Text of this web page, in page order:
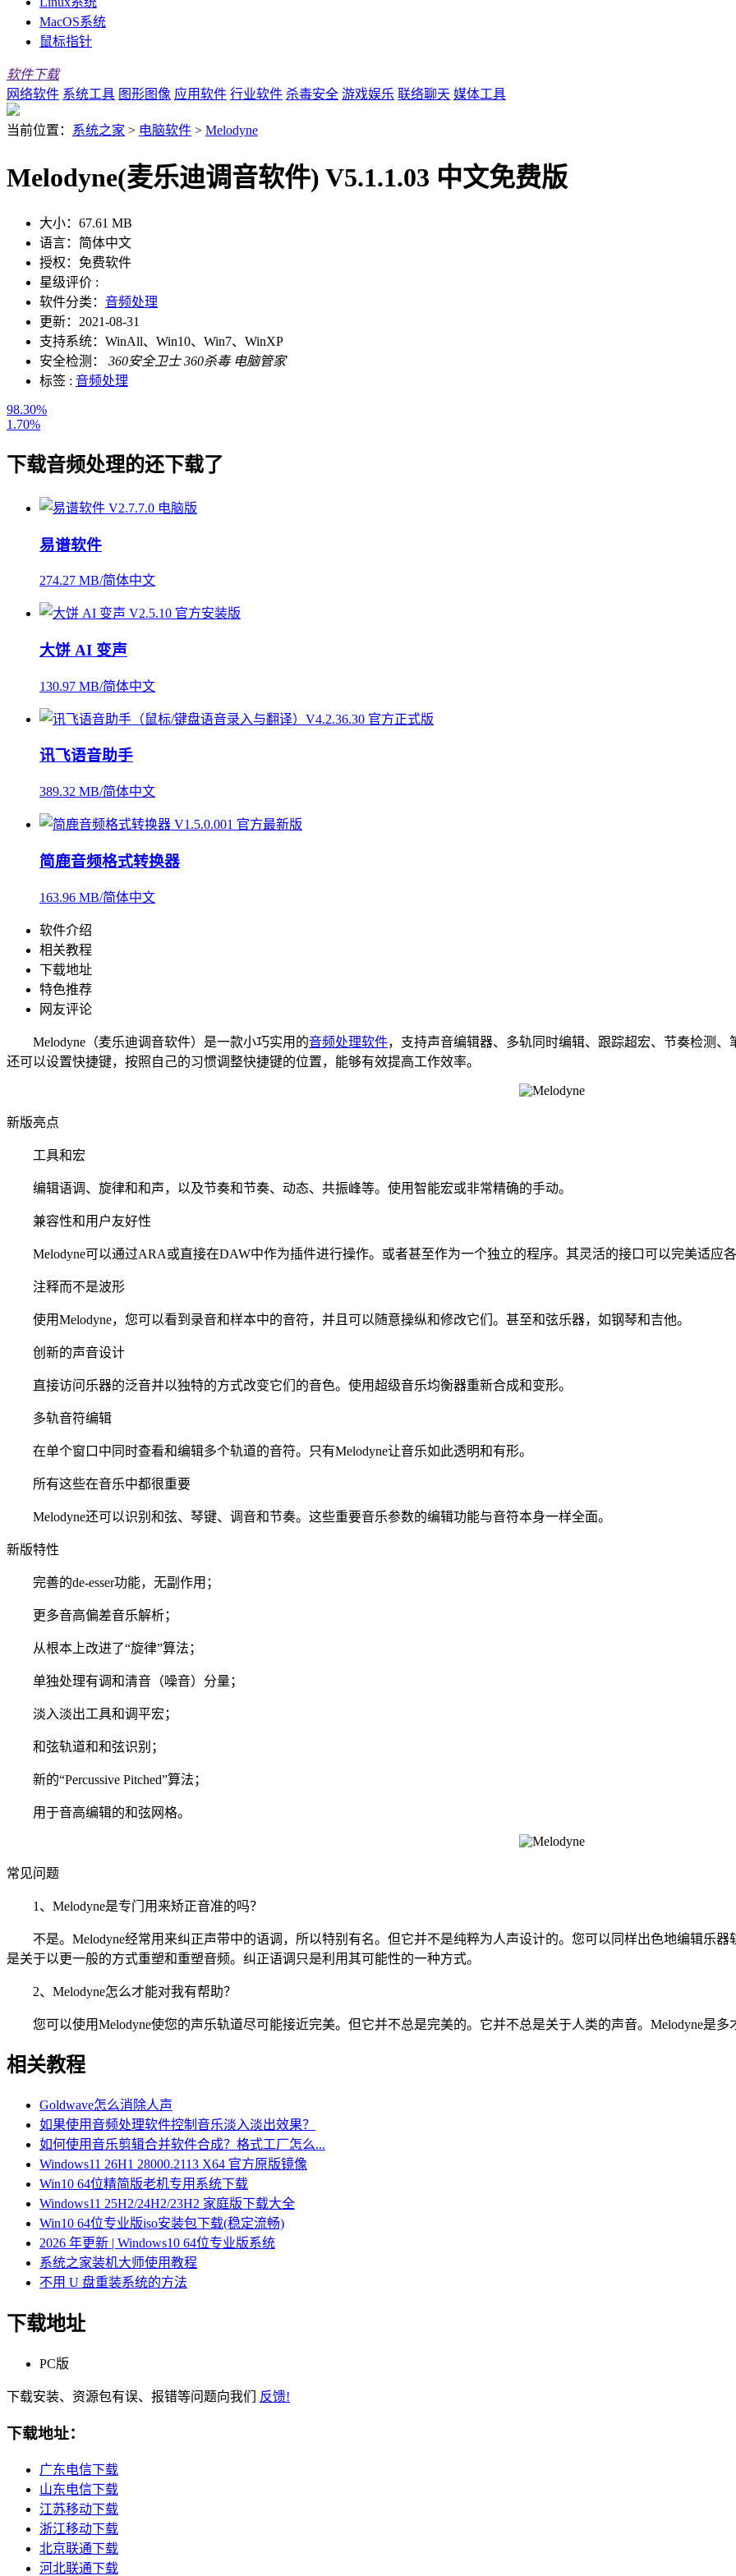
MacOS系统
鼠标指针
软件下载
网络软件 系统工具 图形图像 应用软件 行业软件 杀毒安全 游戏娱乐 联络聊天 媒体工具
当前位置： 系统之家 > 电脑软件 > Melodyne
Melodyne(麦乐迪调音软件) V5.1.1.03 中文免费版
大小： 67.61 MB
语言： 简体中文
授权： 免费软件
星级评价 :
软件分类： 音频处理
更新： 2021-08-31
支持系统： WinAll、Win10、Win7、WinXP
安全检测：
360安全卫士 360杀毒 电脑管家
标签 : 音频处理
98.30%
1.70%
下载音频处理的还下载了
易谱软件
274.27 MB/简体中文
大饼 AI 变声
130.97 MB/简体中文
讯飞语音助手
389.32 MB/简体中文
简鹿音频格式转换器
163.96 MB/简体中文
软件介绍
相关教程
下载地址
特色推荐
网友评论
Melodyne（麦乐迪调音软件）是一款小巧实用的音频处理软件，支持声音编辑器、多轨同时编辑、跟踪超宏、节奏检测
还可以设置快捷键，按照自己的习惯调整快捷键的位置，能够有效提高工作效率。
新版亮点
工具和宏
编辑语调、旋律和和声，以及节奏和节奏、动态、共振峰等。使用智能宏或非常精确的手动。
兼容性和用户友好性
Melodyne可以通过ARA或直接在DAW中作为插件进行操作。或者甚至作为一个独立的程序。其灵活的接口可以完美适应各
注释而不是波形
使用Melodyne，您可以看到录音和样本中的音符，并且可以随意操纵和修改它们。甚至和弦乐器，如钢琴和吉他。
创新的声音设计
直接访问乐器的泛音并以独特的方式改变它们的音色。使用超级音乐均衡器重新合成和变形。
多轨音符编辑
在单个窗口中同时查看和编辑多个轨道的音符。只有Melodyne让音乐如此透明和有形。
所有这些在音乐中都很重要
Melodyne还可以识别和弦、琴键、调音和节奏。这些重要音乐参数的编辑功能与音符本身一样全面。
新版特性
完善的de-esser功能，无副作用；
更多音高偏差音乐解析；
从根本上改进了“旋律”算法；
单独处理有调和清音（噪音）分量；
淡入淡出工具和调平宏；
和弦轨道和和弦识别；
新的“Percussive Pitched”算法；
用于音高编辑的和弦网格。
常见问题
1、Melodyne是专门用来矫正音准的吗？
不是。Melodyne经常用来纠正声带中的语调，所以特别有名。但它并不是纯粹为人声设计的。您可以同样出色地编辑乐器
是关于以更一般的方式重塑和重塑音频。纠正语调只是利用其可能性的一种方式。
2、Melodyne怎么才能对我有帮助？
您可以使用Melodyne使您的声乐轨道尽可能接近完美。但它并不总是完美的。它并不总是关于人类的声音。Melodyne是多
相关教程
Goldwave怎么消除人声
如果使用音频处理软件控制音乐淡入淡出效果？
如何使用音乐剪辑合并软件合成？格式工厂怎么...
Windows11 26H1 28000.2113 X64 官方原版镜像
Win10 64位精简版老机专用系统下载
Windows11 25H2/24H2/23H2 家庭版下载大全
Win10 64位专业版iso安装包下载(稳定流畅)
2026 年更新 | Windows10 64位专业版系统
系统之家装机大师使用教程
不用 U 盘重装系统的方法
下载地址
PC版
下载安装、资源包有误、报错等问题向我们 反馈!
下载地址：
广东电信下载
山东电信下载
江苏移动下载
浙江移动下载
北京联通下载
河北联通下载